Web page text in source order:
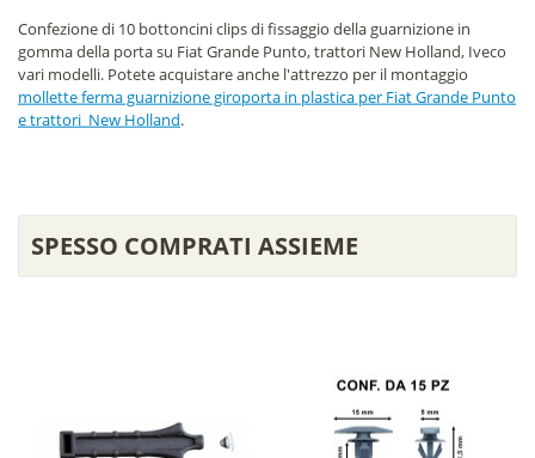
Confezione di 10 bottoncini clips di fissaggio della guarnizione in
gomma della porta su Fiat Grande Punto, trattori New Holland, Iveco
vari modelli. Potete acquistare anche l'attrezzo per il montaggio
mollette ferma guarnizione giroporta in plastica per Fiat Grande Punto
e trattori New Holland.
SPESSO COMPRATI ASSIEME